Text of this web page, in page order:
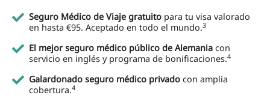
Seguro Médico de Viaje gratuito para tu visa valorado
en hasta €95. Aceptado en todo el mundo.3
El mejor seguro médico público de Alemania con
servicio en inglés y programa de bonificaciones.4
Galardonado seguro médico privado con amplia
cobertura.4